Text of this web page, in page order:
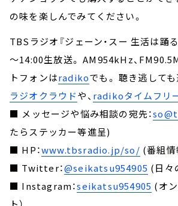
の味を楽しんでみてください。
TBSラジオ『ジェーン・スー 生活は踊
～14:00生放送。 AM954kHz、
トフォンはradikoでも。 聴き逃して
ラジオクラウドや、 radikoタイムフリ
■ メッセージや悩み相談の宛先：
たらステッカー等進呈)
■ HP：www.tbsradio.jp/so/ (番組
■ Twitter：@seikatsu954905 (日々
■ Instagram：seikatsu954905 (オ